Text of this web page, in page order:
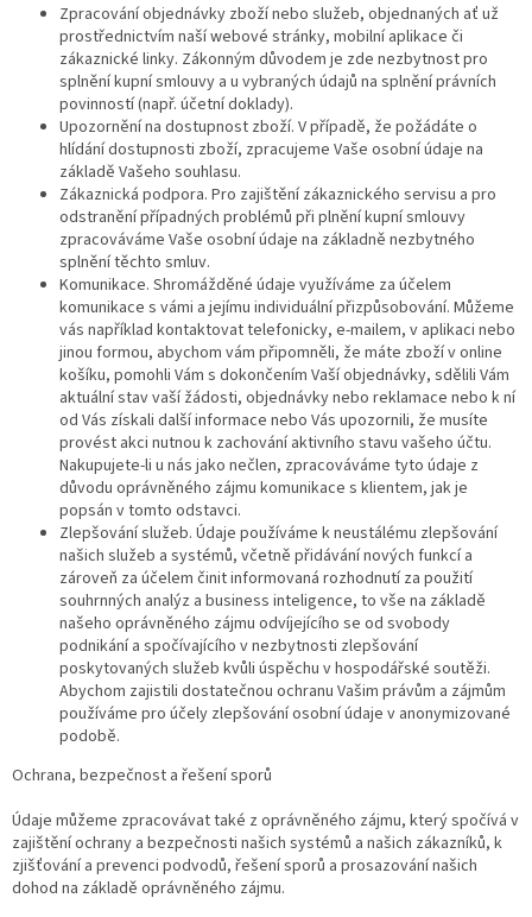
Zpracování objednávky zboží nebo služeb, objednaných ať už
prostřednictvím naší webové stránky, mobilní aplikace či
zákaznické linky. Zákonným důvodem je zde nezbytnost pro
splnění kupní smlouvy a u vybraných údajů na splnění právních
povinností (např. účetní doklady).
Upozornění na dostupnost zboží. V případě, že požádáte o
hlídání dostupnosti zboží, zpracujeme Vaše osobní údaje na
základě Vašeho souhlasu.
Zákaznická podpora. Pro zajištění zákaznického servisu a pro
odstranění případných problémů při plnění kupní smlouvy
zpracováváme Vaše osobní údaje na základně nezbytného
splnění těchto smluv.
Komunikace. Shromážděné údaje využíváme za účelem
komunikace s vámi a jejímu individuální přizpůsobování. Můžeme
vás například kontaktovat telefonicky, e-mailem, v aplikaci nebo
jinou formou, abychom vám připomněli, že máte zboží v online
košíku, pomohli Vám s dokončením Vaší objednávky, sdělili Vám
aktuální stav vaší žádosti, objednávky nebo reklamace nebo k ní
od Vás získali další informace nebo Vás upozornili, že musíte
provést akci nutnou k zachování aktivního stavu vašeho účtu.
Nakupujete-li u nás jako nečlen, zpracováváme tyto údaje z
důvodu oprávněného zájmu komunikace s klientem, jak je
popsán v tomto odstavci.
Zlepšování služeb. Údaje používáme k neustálému zlepšování
našich služeb a systémů, včetně přidávání nových funkcí a
zároveň za účelem činit informovaná rozhodnutí za použití
souhrnných analýz a business inteligence, to vše na základě
našeho oprávněného zájmu odvíjejícího se od svobody
podnikání a spočívajícího v nezbytnosti zlepšování
poskytovaných služeb kvůli úspěchu v hospodářské soutěži.
Abychom zajistili dostatečnou ochranu Vašim právům a zájmům
používáme pro účely zlepšování osobní údaje v anonymizované
podobě.
Ochrana, bezpečnost a řešení sporů
Údaje můžeme zpracovávat také z oprávněného zájmu, který spočívá v
zajištění ochrany a bezpečnosti našich systémů a našich zákazníků, k
zjišťování a prevenci podvodů, řešení sporů a prosazování našich
dohod na základě oprávněného zájmu.